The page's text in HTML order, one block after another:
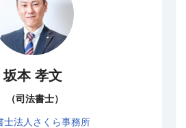
坂本 孝文
（司法書士）
士法人さくら事務所